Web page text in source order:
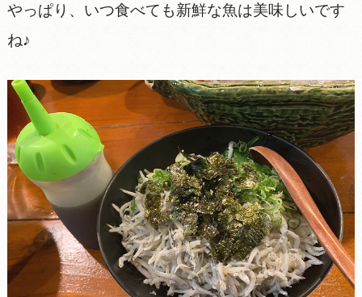
やっぱり、いつ食べても新鮮な魚は美味しいです
ね♪